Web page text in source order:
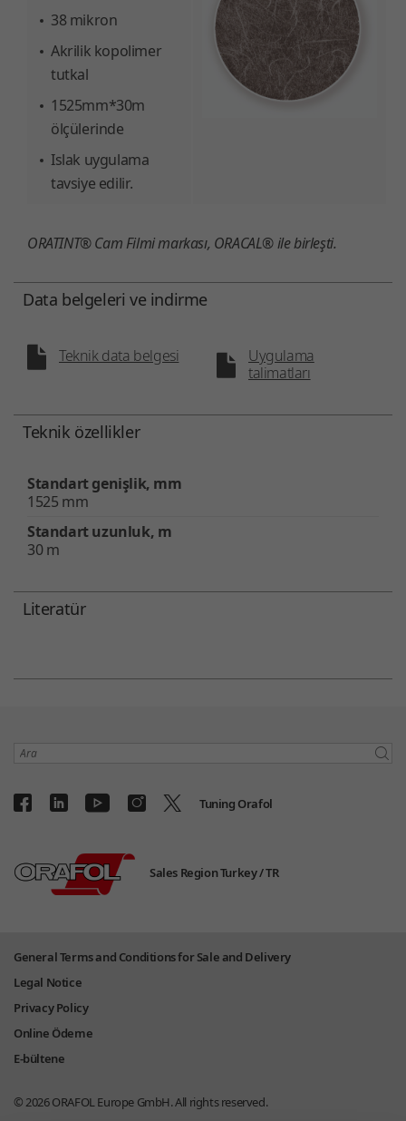
38 mikron
Akrilik kopolimer
tutkal
1525mm*30m
ölçülerinde
Islak uygulama
tavsiye edilir.
ORATINT® Cam Filmi markası, ORACAL® ile birleşti.
Data belgeleri ve indirme
Teknik data belgesi
Uygulama
talimatları
Teknik özellikler
Standart genişlik, mm
1525 mm
Standart uzunluk, m
30 m
Literatür
Ara
Tuning Orafol
Sales Region Turkey /TR
General Terms and Conditions for Sale and Delivery
Legal Notice
Privacy Policy
Online Ödeme
E-bültene
© 2026ORAFOL Europe GmbH.All rights reserved.